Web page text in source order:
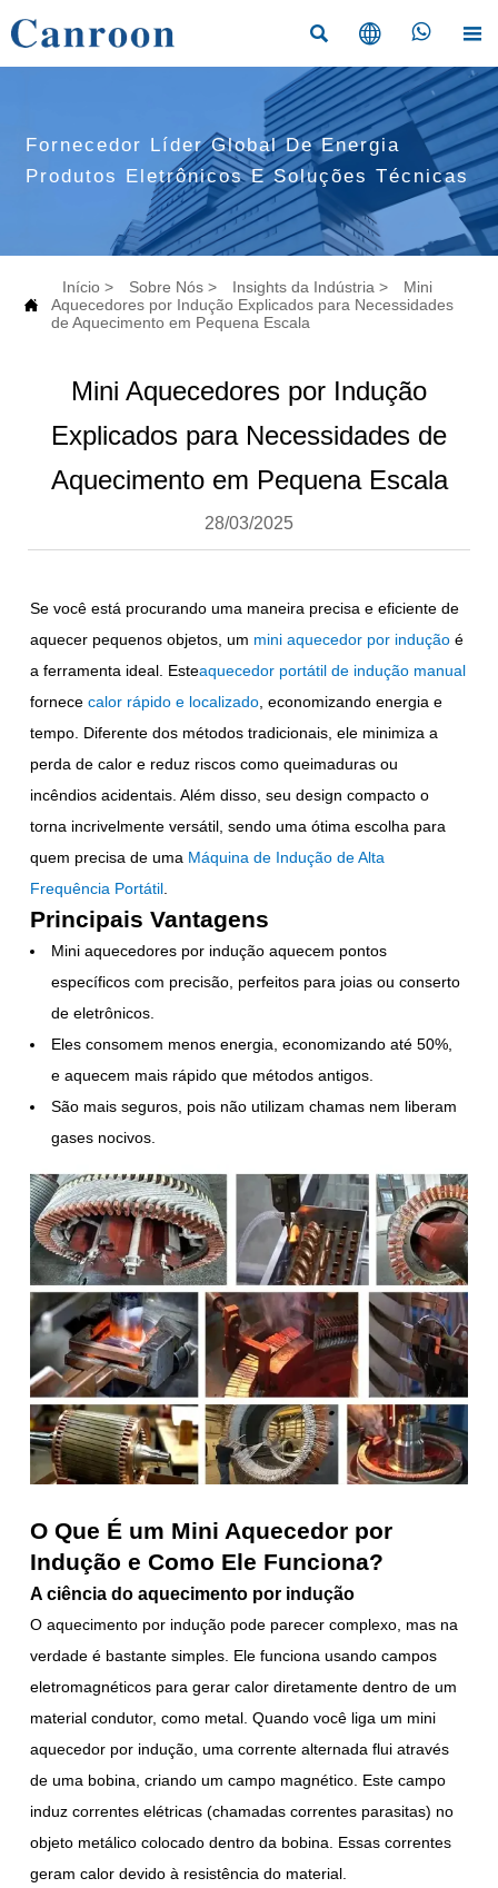
   
Fornecedor Líder Global De Energia
Produtos Eletrônicos E Soluções Técnicas

Início > Sobre Nós > Insights da Indústria >
Mini
Aquecedores por Indução Explicados para Necessidades
de Aquecimento em Pequena Escala
Mini Aquecedores por Indução
Explicados para Necessidades de
Aquecimento em Pequena Escala
28/03/2025
Se você está procurando uma maneira precisa e eficiente de
aquecer pequenos objetos, um mini aquecedor por indução é
a ferramenta ideal. Esteaquecedor portátil de indução manual
fornececalor rápido e localizado , economizando energia e
tempo. Diferente dos métodos tradicionais, ele minimiza a
perda de calor e reduz riscos como queimaduras ou
incêndios acidentais. Além disso, seu design compacto o
torna incrivelmente versátil, sendo uma ótima escolha para
quem precisa de uma Máquina de Indução de Alta
Frequência Portátil
Principais Vantagens
Mini aquecedores por indução aquecem pontos
específicos com precisão, perfeitos para joias ou conserto
de eletrônicos.
Eles consomem menos energia, economizando até 50%,
e aquecem mais rápido que métodos antigos.
São mais seguros, pois não utilizam chamas nem liberam
gases nocivos.
O Que É um Mini Aquecedor por
Indução e Como Ele Funciona?
A ciência do aquecimento por indução
O aquecimento por indução pode parecer complexo, mas na
verdade é bastante simples. Ele funciona usando campos
eletromagnéticos para gerar calor diretamente dentro de um
material condutor, como metal. Quando você liga um mini
aquecedor por indução, uma corrente alternada flui através
de uma bobina, criando um campo magnético. Este campo
induz correntes elétricas (chamadas correntes parasitas) no
objeto metálico colocado dentro da bobina. Essas correntes
geram calor devido à resistência do material.